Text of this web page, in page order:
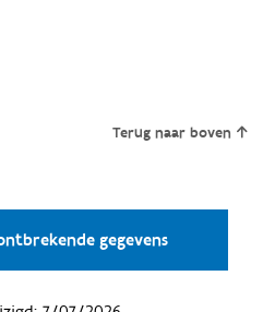
Terug naar boven
gegevens